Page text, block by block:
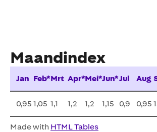
Maandindex
Jan Feb*Mrt Apr*Mei*Jun*Jul Aug
0,95 1,05 1,1 1,2 1,2 1,15 0,9 0,95
Made with HTML Tables